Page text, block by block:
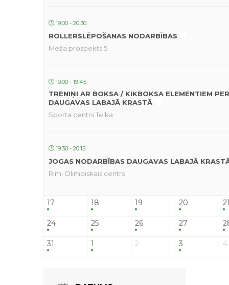
19:00 - 20:30
ROLLERSLĒPOŠANAS NODARBĪBAS
Meža prospekts 5
19:00 - 19:45
TRENIŅI AR BOKSA / KIKBOKSA ELEMENTIEM
DAUGAVAS LABAJĀ KRASTĀ
Sporta centrs Teika
19:30 - 20:15
JOGAS NODARBĪBAS DAUGAVAS LABAJĀ
Rimi Olimpiskais centrs
17 18 19 20
24 25 26 27
31 1 2 3 4